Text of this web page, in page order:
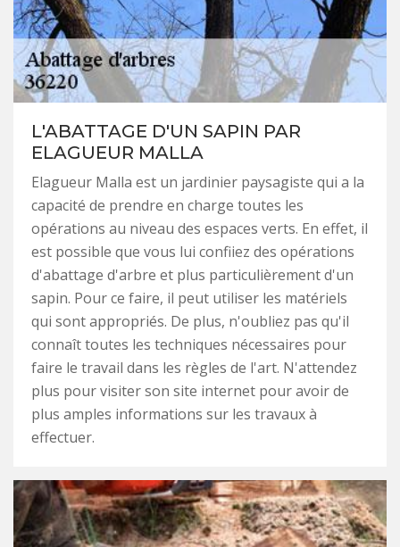
L'ABATTAGE D'UN SAPIN PAR
ELAGUEUR MALLA
Elagueur Malla est un jardinier paysagiste qui a la
capacité de prendre en charge toutes les
opérations au niveau des espaces verts. En effet, il
est possible que vous lui confiiez des opérations
d'abattage d'arbre et plus particulièrement d'un
sapin. Pour ce faire, il peut utiliser les matériels
qui sont appropriés. De plus, n'oubliez pas qu'il
connaît toutes les techniques nécessaires pour
faire le travail dans les règles de l'art. N'attendez
plus pour visiter son site internet pour avoir de
plus amples informations sur les travaux à
effectuer.